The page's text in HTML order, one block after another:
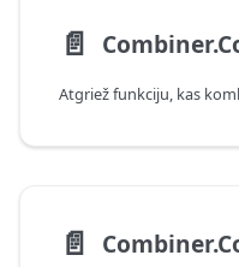
📄️
📄️